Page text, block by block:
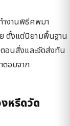
งานพิธีศพมา
ตั้งแต่นิยามพื้นฐาน
อนสั่งและจัดส่งทัน
อบจาก
หรีดวัด